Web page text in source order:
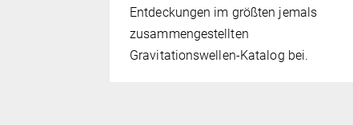
Entdeckungen im größten jemals
zusammengestellten
Gravitationswellen-Katalog bei.